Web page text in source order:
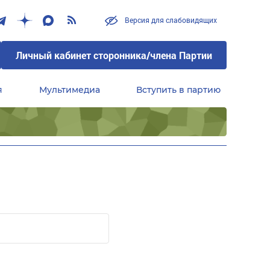
Версия для слабовидящих
Личный кабинет сторонника/члена Партии
Мультимедиа Вступить в партию